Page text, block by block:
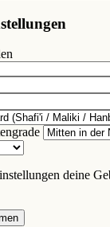
deine